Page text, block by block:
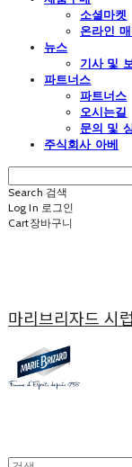
소셜마켓
온라인
뉴스
기사 및
파트너스
파트너스
오시는길
문의 및
주식회사 아베
Search 검색
Log In 로그인
Cart장바구니
마리브리자드 시럽